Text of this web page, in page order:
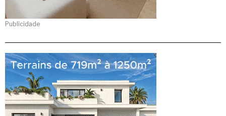
Publicidade